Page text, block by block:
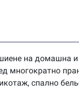
на домашна
многократно
спално